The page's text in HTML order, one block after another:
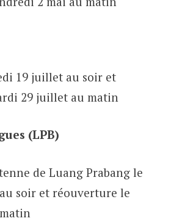
19 juillet au soir et
29 juillet au matin
(LPB)
de Luang Prabang le
soir et réouverture le